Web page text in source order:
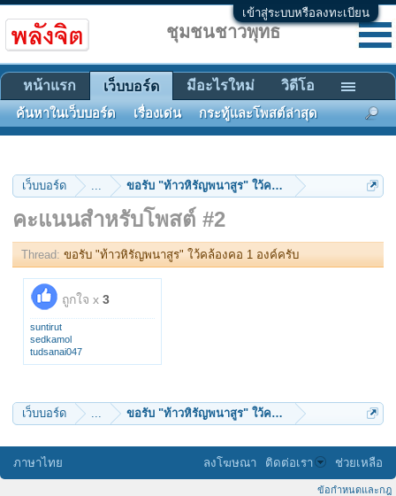
เข้าสู่ระบบหรือลงทะเบียน
เว็บบอร์ด ... ขอรับ "ท้าวหิรัญพนาสูร" ใว้คล้องคอ 1 องค์ครับ
คะแนนสำหรับโพสต์ #2
Thread: ขอรับ "ท้าวหิรัญพนาสูร" ใว้คล้องคอ 1 องค์ครับ
ถูกใจ x 3
suntirut
sedkamol
tudsanai047
เว็บบอร์ด ... ขอรับ "ท้าวหิรัญพนาสูร" ใว้คล้องคอ 1 องค์ครับ
ชุมชนชาวพุทธ
หน้าแรก เว็บบอร์ด
ค้นหาในเว็บบอร์ด เรื่องเด่น กระทู้และโพสต์ล่าสุด
มีอะไรใหม่ วิดีโอ
ภาษาไทย ลงโฆษณา ติดต่อเรา ช่วยเหลือ
ข้อกำหนดและกฎ